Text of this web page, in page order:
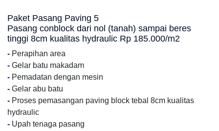
Paket Pasang Paving 5
Pasang conblock dari nol (tanah) sampai beres
tinggi 8cm kualitas hydraulic Rp 185.000/m2
- Perapihan area
- Gelar batu makadam
- Pemadatan dengan mesin
- Gelar abu batu
- Proses pemasangan paving block tebal 8cm kualitas
hydraulic
- Upah tenaga pasang